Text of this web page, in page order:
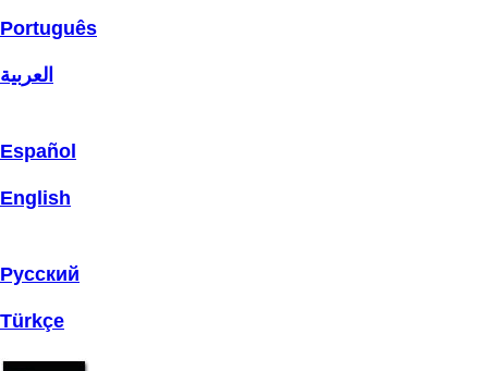
Português
العربية
Español
English
Русский
Türkçe